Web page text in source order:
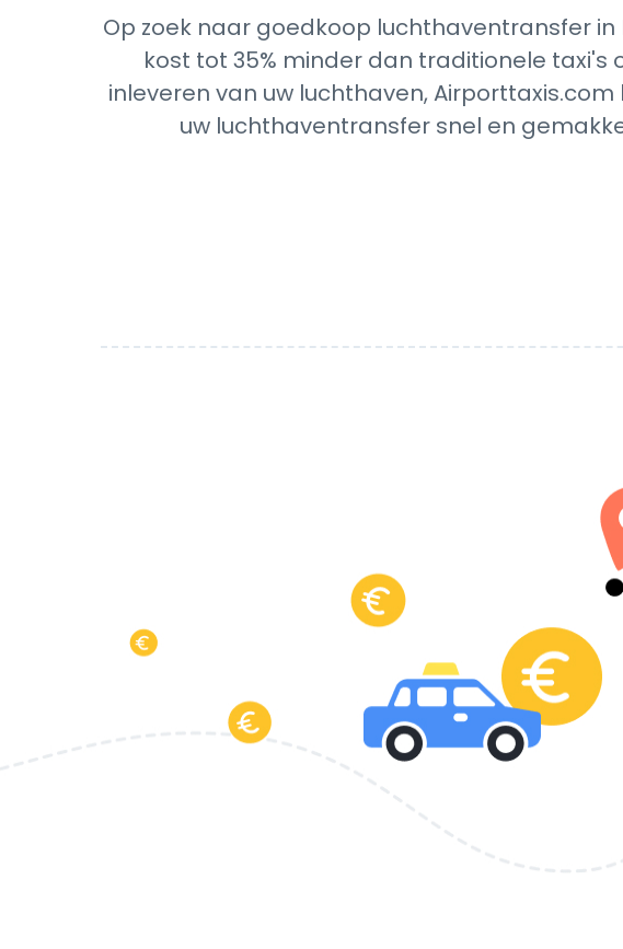
Op zoek naar goedkoop luchthaventransfer
kost tot 35% minder dan traditionele taxi's
inleveren van uw luchthaven,
uw luchthaventransfer snel en